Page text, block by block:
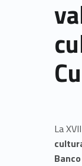
La